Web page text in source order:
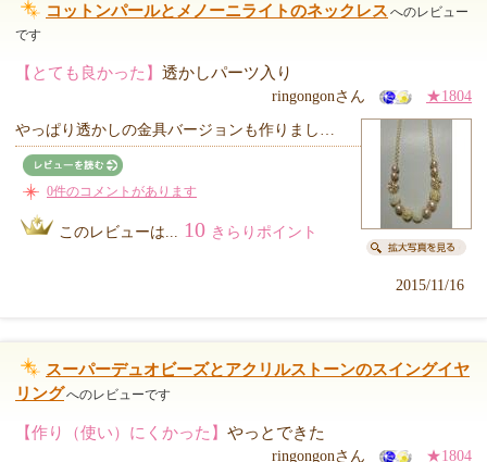
コットンパールとメノーニライトのネックレス へのレビュー
です
【とても良かった】 透かしパーツ入り
ringongonさん ★1804
やっぱり透かしの金具バージョンも作りまし…
0件のコメントがあります
このレビューは... 10 きらりポイント
2015/11/16
スーパーデュオビーズとアクリルストーンのスイングイヤ
リングへのレビューです
【作り（使い）にくかった】 やっとできた
ringongonさん ★1804